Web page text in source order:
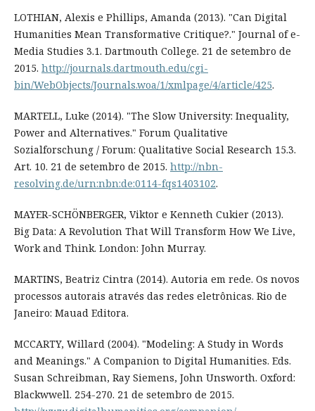
LOTHIAN, Alexis e Phillips, Amanda (2013). "Can Digital
Humanities Mean Transformative Critique?." Journal of e-
Media Studies 3.1. Dartmouth College. 21 de setembro de
2015. http://journals.dartmouth.edu/cgi-
bin/WebObjects/Journals.woa/1/xmlpage/4/article/425.
MARTELL, Luke (2014). "The Slow University: Inequality,
Power and Alternatives." Forum Qualitative
Sozialforschung / Forum: Qualitative Social Research 15.3.
Art. 10. 21 de setembro de 2015. http://nbn-
resolving.de/urn:nbn:de:0114-fqs1403102.
MAYER-SCHÖNBERGER, Viktor e Kenneth Cukier (2013).
Big Data: A Revolution That Will Transform How We Live,
Work and Think. London: John Murray.
MARTINS, Beatriz Cintra (2014). Autoria em rede. Os novos
processos autorais através das redes eletrônicas. Rio de
Janeiro: Mauad Editora.
MCCARTY, Willard (2004). "Modeling: A Study in Words
and Meanings." A Companion to Digital Humanities. Eds.
Susan Schreibman, Ray Siemens, John Unsworth. Oxford:
Blackwwell. 254-270. 21 de setembro de 2015.